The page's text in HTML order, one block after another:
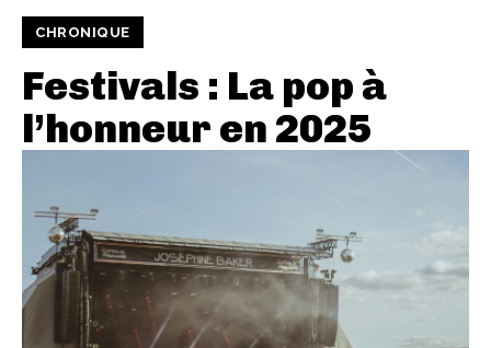
CHRONIQUE
Festivals : La pop à
l’honneur en 2025